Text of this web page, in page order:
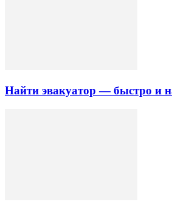
Найти эвакуатор — быстро и